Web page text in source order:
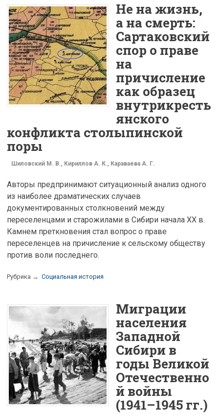
Не на жизнь,
а на смерть:
Сартаковский
спор о праве
на
причисление
как образец
внутрикресть
янского
конфликта столыпинской
поры
Шиловский М. В., Кириллов А. К., Караваева А. Г.
Авторы предпринимают ситуационный анализ одного
из наиболее драматических случаев
документированных столкновений между
переселенцами и старожилами в Сибири начала XX в.
Камнем преткновения стал вопрос о праве
переселенцев на причисление к сельскому обществу
против воли последнего.
Рубрика → Социальная история
Миграции
населения
Западной
Сибири в
годы Великой
Отечественно
й войны
(1941–1945 гг.)